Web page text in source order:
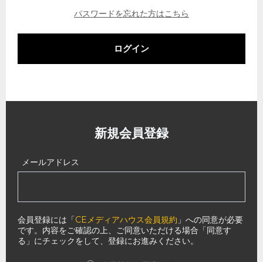
パスワードを忘れた方はこちら
ログイン
新規会員登録
メールアドレス
会員登録には「CEメディアハウス会員規約 」への同意が必要
です。内容をご確認の上、ご同意いただける場合「同意す
る」にチェックをして、登録にお進みください。